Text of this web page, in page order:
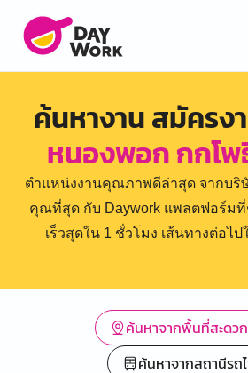
ค้นหางาน สมัครง
หนองพอก กกโพ
ตำแหน่งงานคุณภาพดีล่าสุด จากบ
คุณที่สุด กับ Daywork แพลตฟอร์ม
เร็วสุดใน 1 ชั่วโมง เส้นทางต่อไ
ค้นหาจากพื้นที่สะดว
ค้นหาจากสถานีรถ